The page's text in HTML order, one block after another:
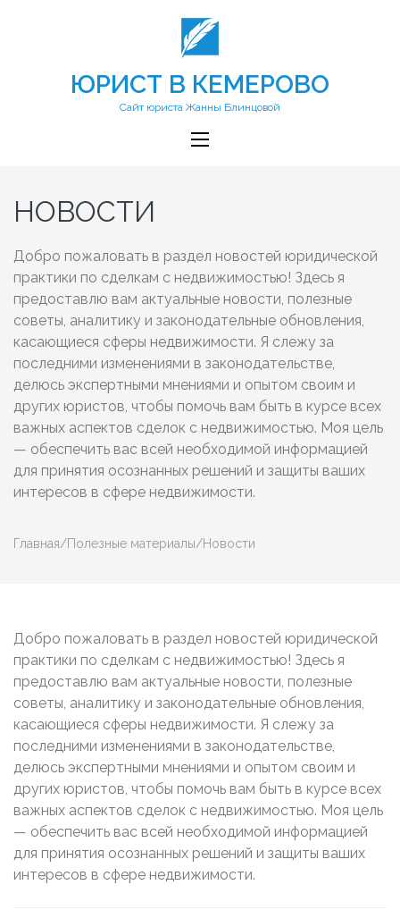
ЮРИСТ В КЕМЕРОВО
Сайт юриста Жанны Блинцовой
НОВОСТИ
Добро пожаловать в раздел новостей юридической
практики по сделкам с недвижимостью! Здесь я
предоставлю вам актуальные новости, полезные
советы, аналитику и законодательные обновления,
касающиеся сферы недвижимости. Я слежу за
последними изменениями в законодательстве,
делюсь экспертными мнениями и опытом своим и
других юристов, чтобы помочь вам быть в курсе всех
важных аспектов сделок с недвижимостью. Моя цель
— обеспечить вас всей необходимой информацией
для принятия осознанных решений и защиты ваших
интересов в сфере недвижимости.
Главная/Полезные материалы/Новости
Добро пожаловать в раздел новостей юридической
практики по сделкам с недвижимостью! Здесь я
предоставлю вам актуальные новости, полезные
советы, аналитику и законодательные обновления,
касающиеся сферы недвижимости. Я слежу за
последними изменениями в законодательстве,
делюсь экспертными мнениями и опытом своим и
других юристов, чтобы помочь вам быть в курсе всех
важных аспектов сделок с недвижимостью. Моя цель
— обеспечить вас всей необходимой информацией
для принятия осознанных решений и защиты ваших
интересов в сфере недвижимости.